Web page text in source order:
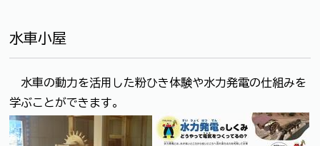
水車小屋
水車の動力を活用した粉ひき体験や水力発電の仕組みを
学ぶことができます。